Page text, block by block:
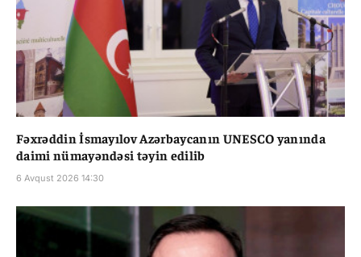
Fəxrəddin İsmayılov Azərbaycanın UNESCO yanında
daimi nümayəndəsi təyin edilib
6 Avqust 2026 14:30